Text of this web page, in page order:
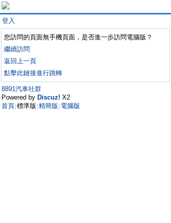
登入
您訪問的頁面無手機頁面，是否進一步訪問電腦版？
繼續訪問
返回上一頁
點擊此鏈接進行跳轉
8891汽車社群
Powered by Discuz! X2
首頁 標準版 精簡版 電腦版